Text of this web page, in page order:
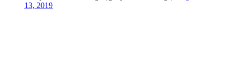
13, 2019